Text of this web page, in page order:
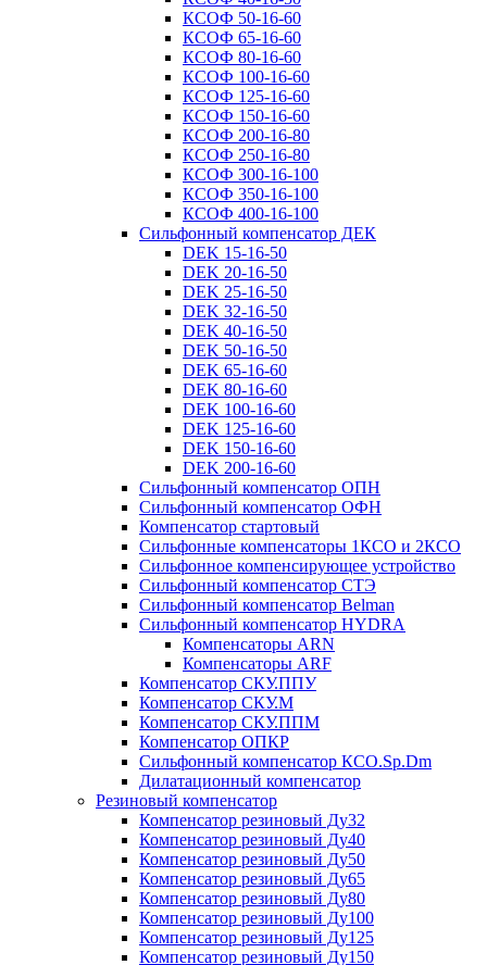
КСОФ 50-16-60
КСОФ 65-16-60
КСОФ 80-16-60
КСОФ 100-16-60
КСОФ 125-16-60
КСОФ 150-16-60
КСОФ 200-16-80
КСОФ 250-16-80
КСОФ 300-16-100
КСОФ 350-16-100
КСОФ 400-16-100
Сильфонный компенсатор ДЕК
DEK 15-16-50
DEK 20-16-50
DEK 25-16-50
DEK 32-16-50
DEK 40-16-50
DEK 50-16-50
DEK 65-16-60
DEK 80-16-60
DEK 100-16-60
DEK 125-16-60
DEK 150-16-60
DEK 200-16-60
Сильфонный компенсатор ОПН
Сильфонный компенсатор ОФН
Компенсатор стартовый
Сильфонные компенсаторы 1КСО и 2КСО
Сильфонное компенсирующее устройство
Сильфонный компенсатор СТЭ
Сильфонный компенсатор Belman
Сильфонный компенсатор HYDRA
Компенсаторы ARN
Компенсаторы ARF
Компенсатор СКУ.ППУ
Компенсатор СКУ.М
Компенсатор СКУ.ППМ
Компенсатор ОПКР
Сильфонный компенсатор КСО.Sp.Dm
Дилатационный компенсатор
Резиновый компенсатор
Компенсатор резиновый Ду32
Компенсатор резиновый Ду40
Компенсатор резиновый Ду50
Компенсатор резиновый Ду65
Компенсатор резиновый Ду80
Компенсатор резиновый Ду100
Компенсатор резиновый Ду125
Компенсатор резиновый Ду150